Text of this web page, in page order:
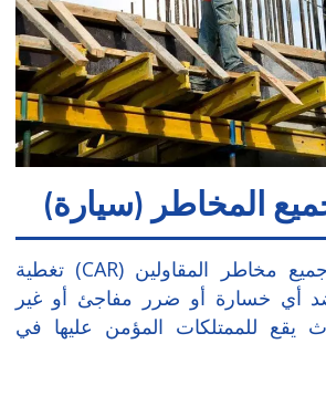
المخاطر (سيارة)
يوفر التأمين ضد جميع مخاطر المقاولين (CAR) تغطية
أي خسارة أو ضرر مفاجئ أو غير
يقع للممتلكات المؤمن عليها في